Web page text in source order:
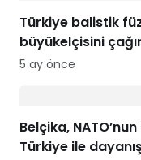
Türkiye balistik
büyükelçisini
5 ay önce
Belçika,
Türkiye ile